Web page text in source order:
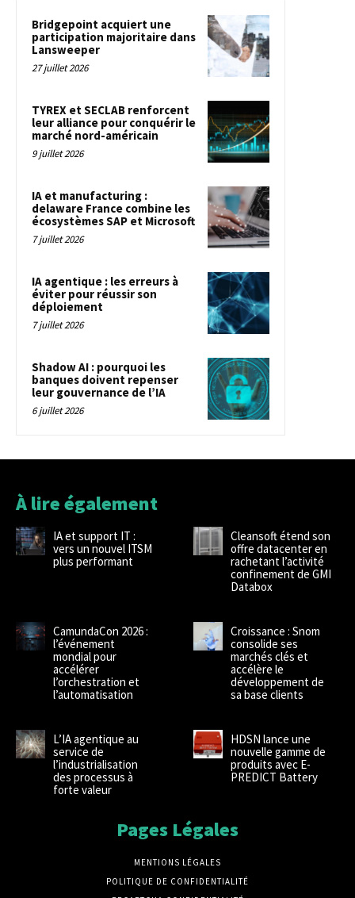
Bridgepoint acquiert une
participation majoritaire dans
Lansweeper
27 juillet 2026
TYREX et SECLAB renforcent
leur alliance pour conquérir le
marché nord-américain
9 juillet 2026
IA et manufacturing :
delaware France combine les
écosystèmes SAP et Microsoft
7 juillet 2026
IA agentique : les erreurs à
éviter pour réussir son
déploiement
7 juillet 2026
Shadow AI : pourquoi les
banques doivent repenser
leur gouvernance de l’IA
6 juillet 2026
À lire également
IA et support IT :
vers un nouvel ITSM
plus performant
Cleansoft étend son
offre datacenter en
rachetant l’activité
confinement de GMI
Databox
CamundaCon 2026 :
l’événement
mondial pour
accélérer
l’orchestration et
l’automatisation
Croissance : Snom
consolide ses
marchés clés et
accélère le
développement de
sa base clients
L’IA agentique au
service de
l’industrialisation
des processus à
forte valeur
HDSN lance une
nouvelle gamme de
produits avec E-
PREDICT Battery
Pages Légales
MENTIONS LÉGALES
POLITIQUE DE CONFIDENTIALITÉ